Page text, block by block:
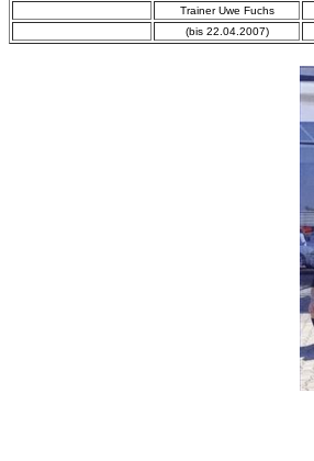
Trainer Uwe Fuchs
(bis 22.04.2007)